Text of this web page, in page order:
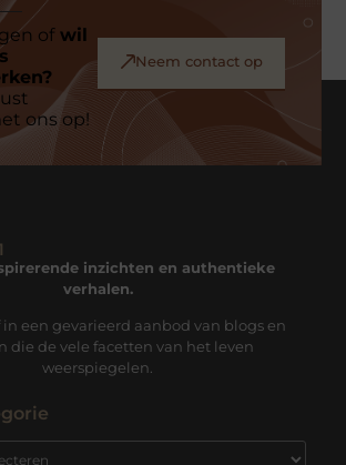
ofwil
ons op!
Neem contact op
inzichten en authentieke
verhalen.
in een gevarieerd aanbod van blogs en
die de vele facetten van het leven
weerspiegelen.